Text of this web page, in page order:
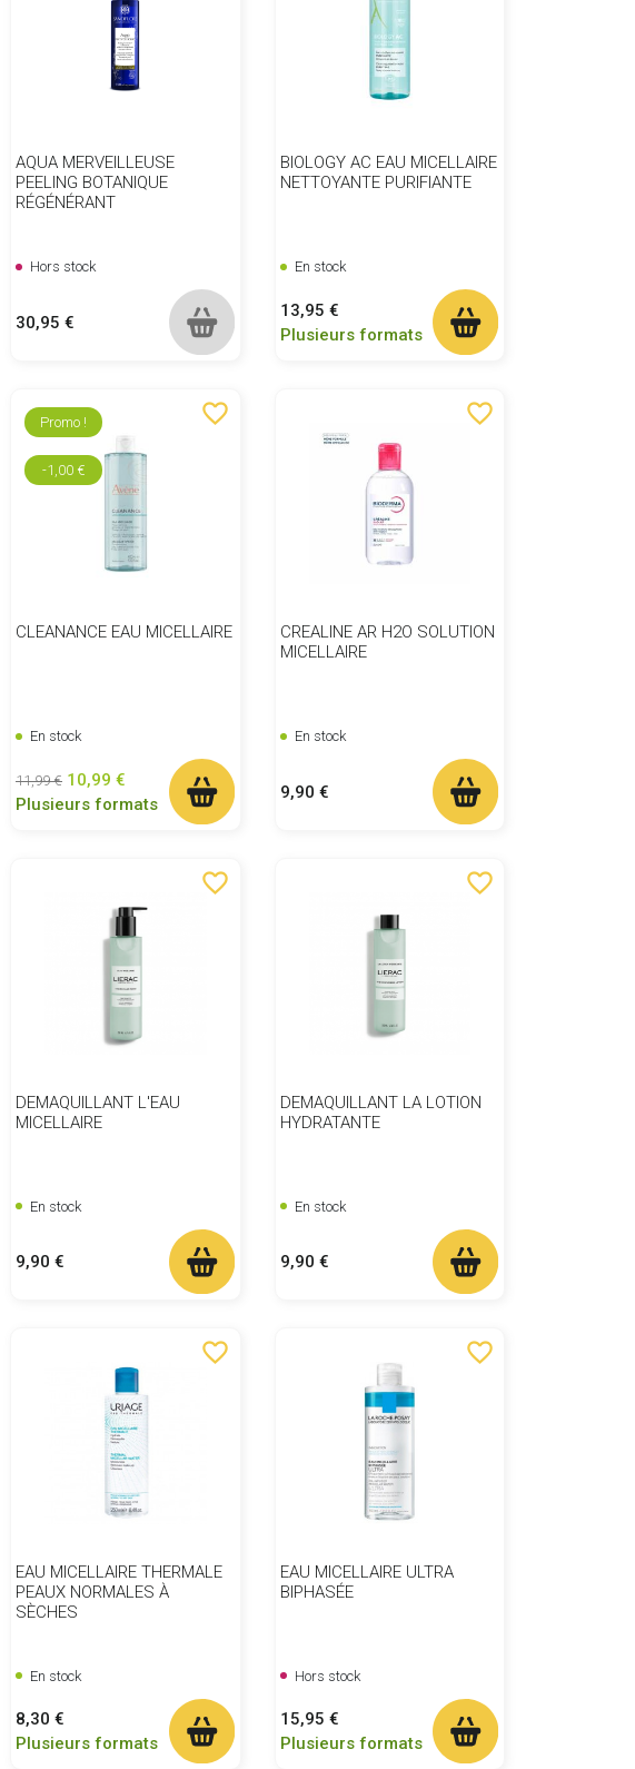
AQUA MERVEILLEUSE
PEELING BOTANIQUE
RÉGÉNÉRANT
Hors stock
Prix
30,95 €
BIOLOGY AC EAU MICELLAIRE
NETTOYANTE PURIFIANTE
En stock
Prix
13,95 €
Plusieurs formats
favorite_border
CLEANANCE EAU MICELLAIRE
En stock
Prix de base
11,99 € Prix
10,99 €
Plusieurs formats
Promo !
-1,00 €
favorite_border
CREALINE AR H2O SOLUTION
MICELLAIRE
En stock
Prix
9,90 €
favorite_border
DEMAQUILLANT L'EAU
MICELLAIRE
En stock
Prix
9,90 €
favorite_border
DEMAQUILLANT LA LOTION
HYDRATANTE
En stock
Prix
9,90 €
favorite_border
EAU MICELLAIRE THERMALE
PEAUX NORMALES À
SÈCHES
En stock
Prix
8,30 €
Plusieurs formats
favorite_border
EAU MICELLAIRE ULTRA
BIPHASÉE
Hors stock
Prix
15,95 €
Plusieurs formats